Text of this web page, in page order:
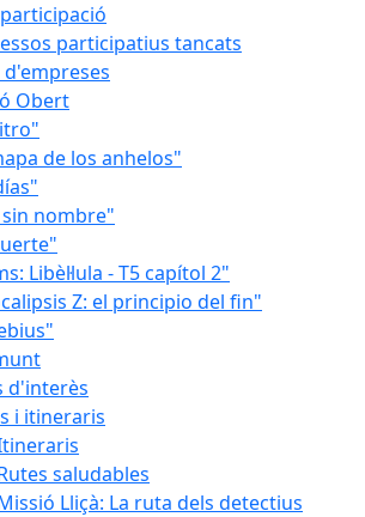
participatius tancats
Obert
de los anhelos"
sin nombre"
Libèl·lula - T5 capítol 2"
Z: el principio del fin"
d'interès
i itineraris
saludables
Lliçà: La ruta dels detectius